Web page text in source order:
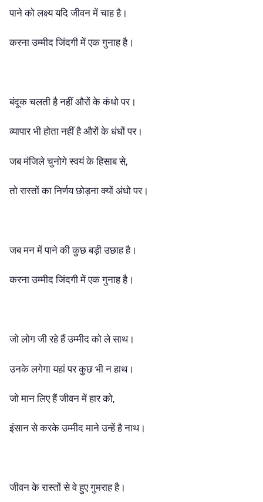
पाने को लक्ष्य यदि जीवन में चाह है।
करना उम्मीद जिंदगी में एक गुनाह है।
बंदूक चलती है नहीं औरों के कंधो पर।
व्यापार भी होता नहीं है औरों के धंधों पर।
जब मंजिले चुनोगे स्वयं के हिसाब से,
तो रास्तों का निर्णय छोड़ना क्यों अंधो पर।
जब मन में पाने की कुछ बड़ी उछाह है।
करना उम्मीद जिंदगी में एक गुनाह है।
जो लोग जी रहे हैं उम्मीद को ले साथ।
उनके लगेगा यहां पर कुछ भी न हाथ।
जो मान लिए हैं जीवन में हार को,
इंसान से करके उम्मीद माने उन्हें है नाथ।
जीवन के रास्तों से वे हुए गुमराह है।